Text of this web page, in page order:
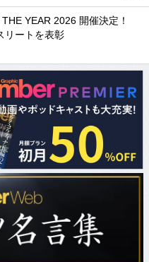
YEAR 2026 開催決定！
リートを表彰